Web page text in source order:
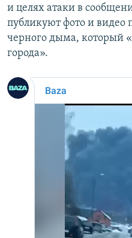
и целях атаки в
публикуют фото и видео
черного дыма, который
города».